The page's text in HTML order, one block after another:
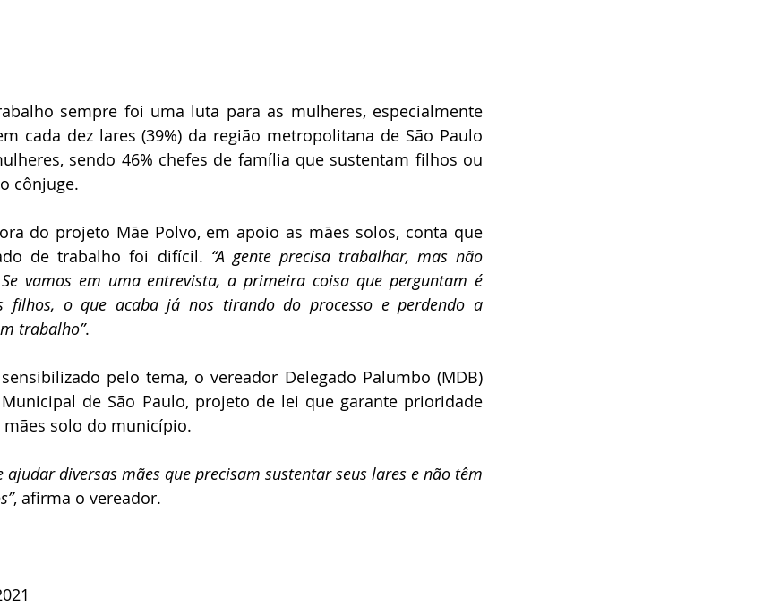
sempre foi uma luta para as mulheres, especialmente
cada dez lares (39%) da região metropolitana de São Paulo
sendo 46% chefes de família que sustentam filhos ou
cônjuge.
do projeto Mãe Polvo, em apoio as mães solos, conta que
de trabalho foi difícil. “A gente precisa trabalhar, mas não
vamos em uma entrevista, a primeira coisa que perguntam é
filhos, o que acaba já nos tirando do processo e perdendo a
trabalho”.
pelo tema, o vereador Delegado Palumbo (MDB)
de São Paulo, projeto de lei que garante prioridade
mães solo do município.
ajudar diversas mães que precisam sustentar seus lares e não têm
, afirma o vereador.